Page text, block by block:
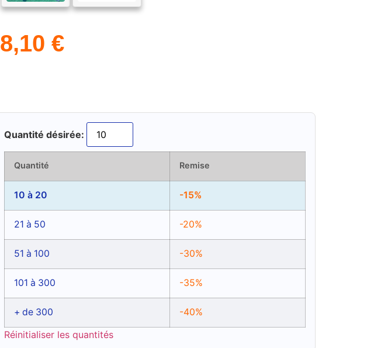
8,10 €
Quantité désirée:
Quantité Remise
10 à 20 -15%
21 à 50 -20%
51 à 100 -30%
101 à 300 -35%
+ de 300 -40%
Réinitialiser les quantités